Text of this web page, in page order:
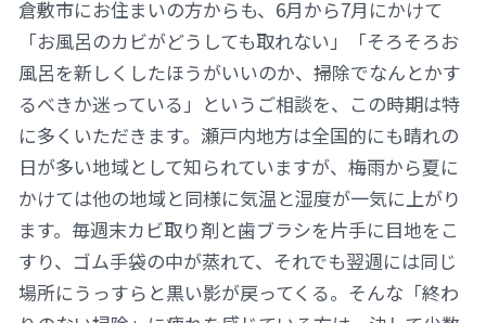
倉敷市にお住まいの方からも、6月から7月にかけて
「お風呂のカビがどうしても取れない」「そろそろお
風呂を新しくしたほうがいいのか、掃除でなんとかす
るべきか迷っている」というご相談を、この時期は特
に多くいただきます。瀬戸内地方は全国的にも晴れの
日が多い地域として知られていますが、梅雨から夏に
かけては他の地域と同様に気温と湿度が一気に上がり
ます。毎週末カビ取り剤と歯ブラシを片手に目地をこ
すり、ゴム手袋の中が蒸れて、それでも翌週には同じ
場所にうっすらと黒い影が戻ってくる。そんな「終わ